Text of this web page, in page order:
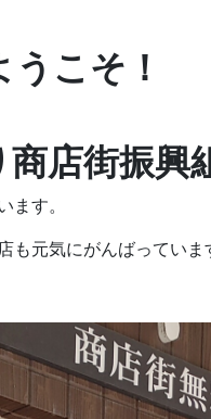
こそ！
店街振興
す。
元気にがんばっていま